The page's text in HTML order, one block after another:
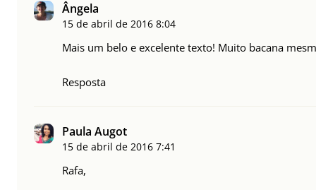
Ângela
15 de abril de 2016 8:04
Mais um belo e excelente texto! Muito bacana
Resposta
Paula Augot
15 de abril de 2016 7:41
Rafa,